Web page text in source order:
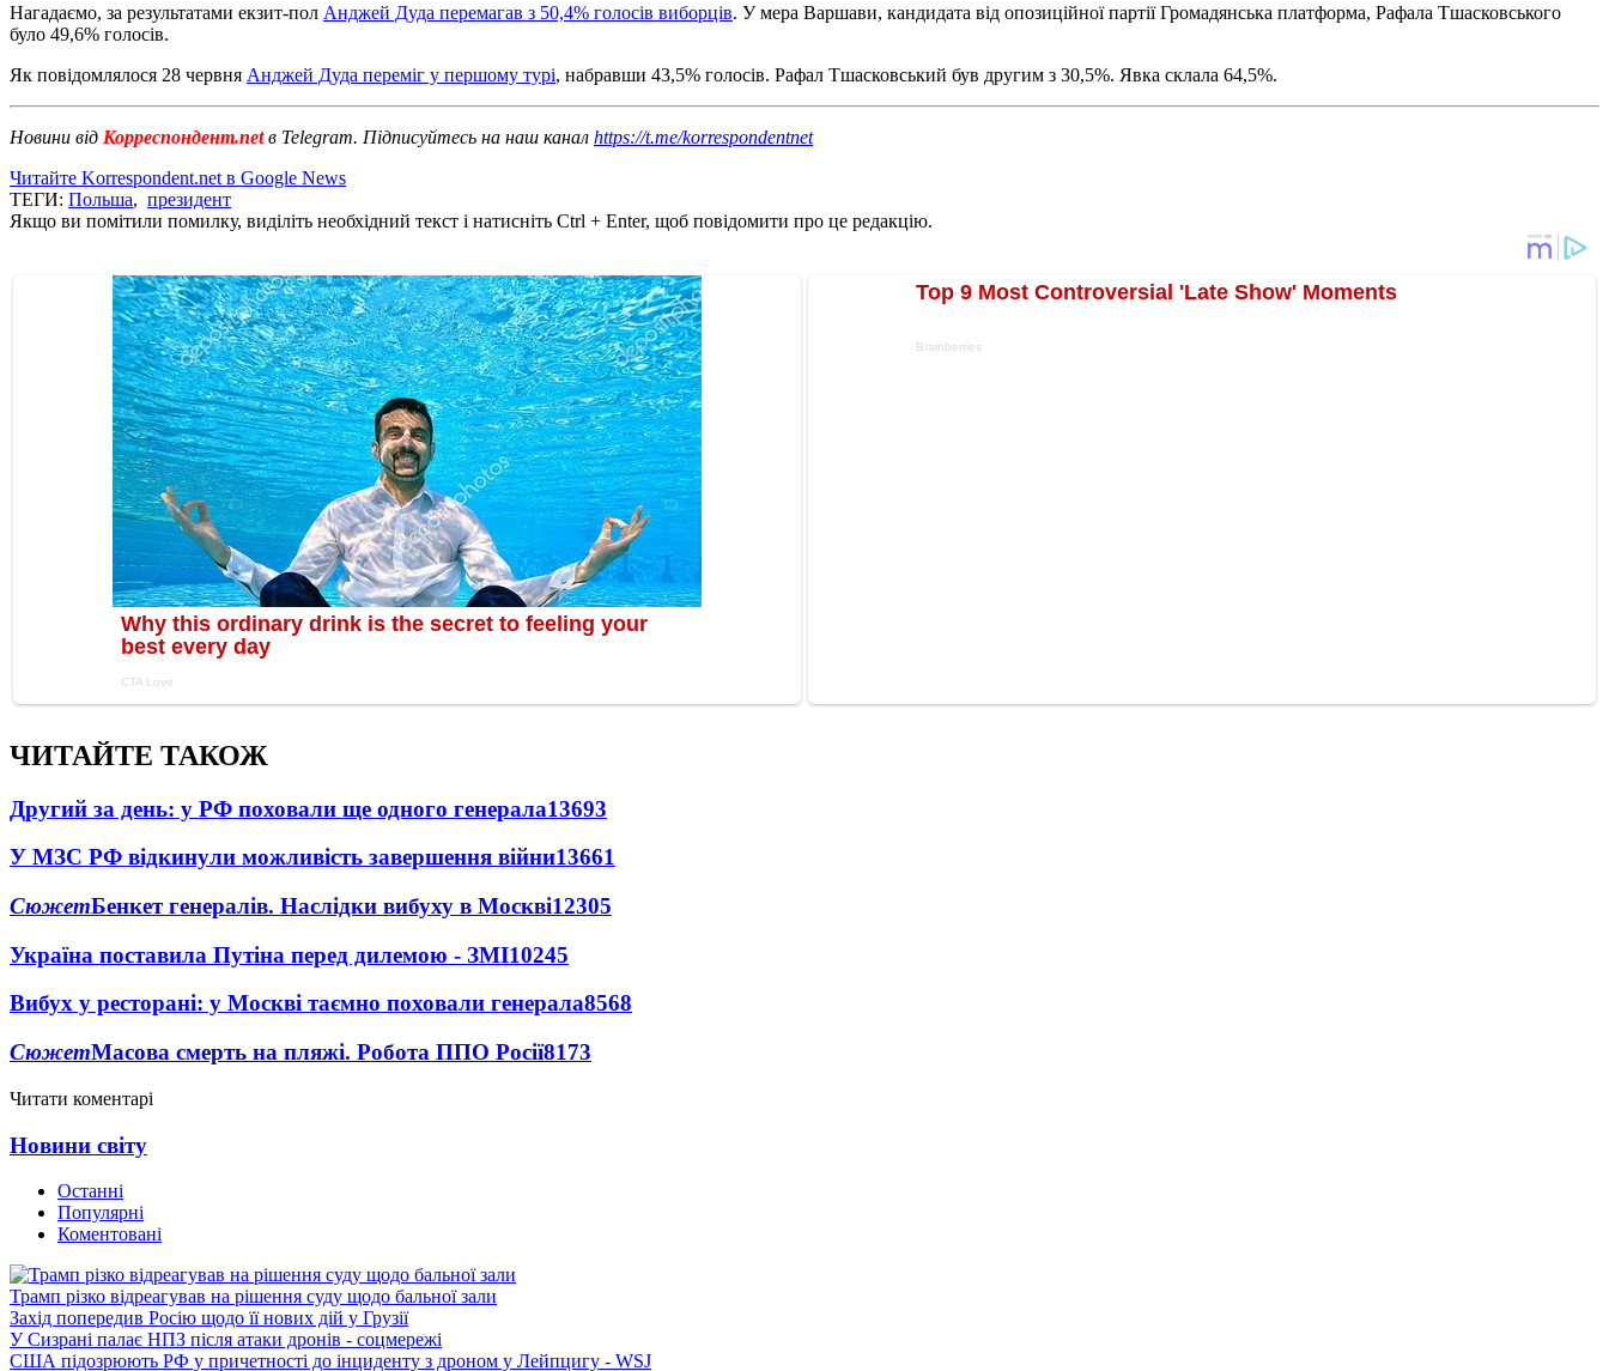
Нагадаємо, за результатами екзит-пол Анджей Дуда перемагав з 50,4% голосів виборців. У мера Варшави, кандидата від опозиційної партії Громадянська платформа, Рафала Тшасковського
було 49,6% голосів.
Як повідомлялося 28 червня Анджей Дуда переміг у першому турі, набравши 43,5% голосів. Рафал Тшасковський був другим з 30,5%. Явка склала 64,5%.
Новини від Корреспондент.netв Telegram. Підписуйтесь на наш канал https://t.me/korrespondentnet
Читайте Korrespondent.net в Google News
ТЕГИ: Польша, президент
Якщо ви помітили помилку, виділіть необхідний текст і натисніть Ctrl + Enter, щоб повідомити про це редакцію.
ЧИТАЙТЕ ТАКОЖ
Другий за день: у РФ поховали ще одного генерала13693
У МЗС РФ відкинули можливість завершення війни13661
СюжетБенкет генералів. Наслідки вибуху в Москві12305
Україна поставила Путіна перед дилемою - ЗМІ10245
Вибух у ресторані: у Москві таємно поховали генерала8568
СюжетМасова смерть на пляжі. Робота ППО Росії8173
Читати коментарі
Новини світу
Останні
Популярні
Коментовані
Трамп різко відреагував на рішення суду щодо бальної зали
Захід попередив Росію щодо її нових дій у Грузії
У Сизрані палає НПЗ після атаки дронів - соцмережі
США підозрюють РФ у причетності до інциденту з дроном у Лейпцигу - WSJ